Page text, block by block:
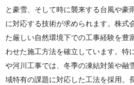
と豪雪、そして時に襲来する台風や豪
に対応する技術が求められます。株式
た厳しい自然環境下での工事経験を豊
わせた施工方法を確立しています。特
や河川工事では、冬季の凍結対策や融
域特有の課題に対応した工法を採用。